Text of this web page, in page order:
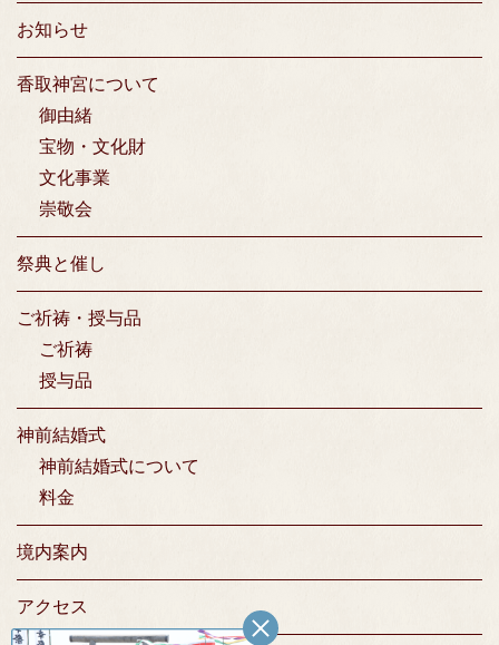
お知らせ
香取神宮について
御由緒
宝物・文化財
文化事業
崇敬会
祭典と催し
ご祈祷・授与品
ご祈祷
授与品
神前結婚式
神前結婚式について
料金
境内案内
アクセス